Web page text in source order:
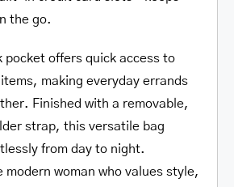
the go.
pocket offers quick access to
making everyday errands
Finished with a removable,
strap, this versatile bag
from day to night.
modern woman who values style,